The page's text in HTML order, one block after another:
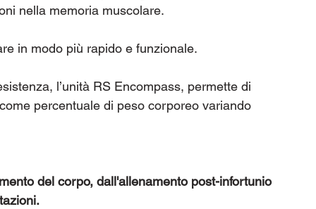
nella memoria muscolare.
in modo più rapido e funzionale.
l’unità RS Encompass, permette di
percentuale di peso corporeo variando
del corpo, dall'allenamento post-infortunio